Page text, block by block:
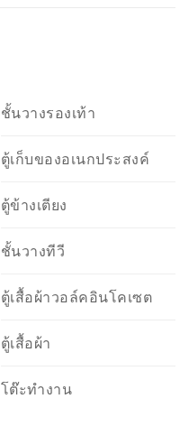
ชั้นวางรองเท้า
ตู้เก็บของอเนกประสงค์
ตู้ข้างเตียง
ชั้นวางทีวี
ตู้เสื้อผ้าวอล์คอินโคเซต
ตู้เสื้อผ้า
โต๊ะทำงาน